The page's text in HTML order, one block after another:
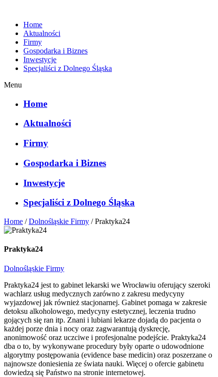
Home
Aktualności
Firmy
Gospodarka i Biznes
Inwestycje
Specjaliści z Dolnego Śląska
Menu
Home
Aktualności
Firmy
Gospodarka i Biznes
Inwestycje
Specjaliści z Dolnego Śląska
Home /Dolnośląskie Firmy /Praktyka24
Praktyka24
Dolnośląskie Firmy
Praktyka24 jest to gabinet lekarski we Wrocławiu oferujący szeroki
wachlarz usług medycznych zarówno z zakresu medycyny
wyjazdowej jak również stacjonarnej. Gabinet pomaga w zakresie
detoksu alkoholowego, medycyny estetycznej, leczenia trudno
gojących się ran itp. Znani i lubiani lekarze dojadą do pacjenta o
każdej porze dnia i nocy oraz zagwarantują dyskrecję,
anonimowość oraz uczciwe i profesjonalne podejście. Praktyka24
dba o to, by wykonywane procedury były oparte o udowodnione
algorytmy postępowania (evidence base medicin) oraz poszerzane o
najnowsze doniesienia ze świata nauki. Więcej o ofercie gabinetu
dowiedzą się Państwo na stronie internetowej.